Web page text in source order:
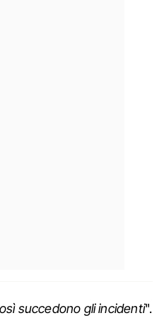
succedono gli incidenti".